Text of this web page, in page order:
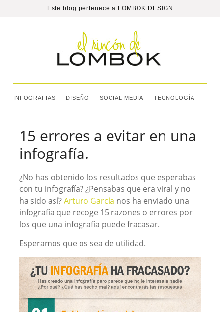
Este blog pertenece a LOMBOK DESIGN
INFOGRAFIAS DISEÑO SOCIAL MEDIA TECNOLOGÍA
15 errores a evitar en una
infografía.
¿No has obtenido los resultados que esperabas
con tu infografía? ¿Pensabas que era viral y no
ha sido así?Arturo García nos ha enviado una
infografía que recoge 15 razones o errores por
los que una infografía puede fracasar.
Esperamos que os sea de utilidad.